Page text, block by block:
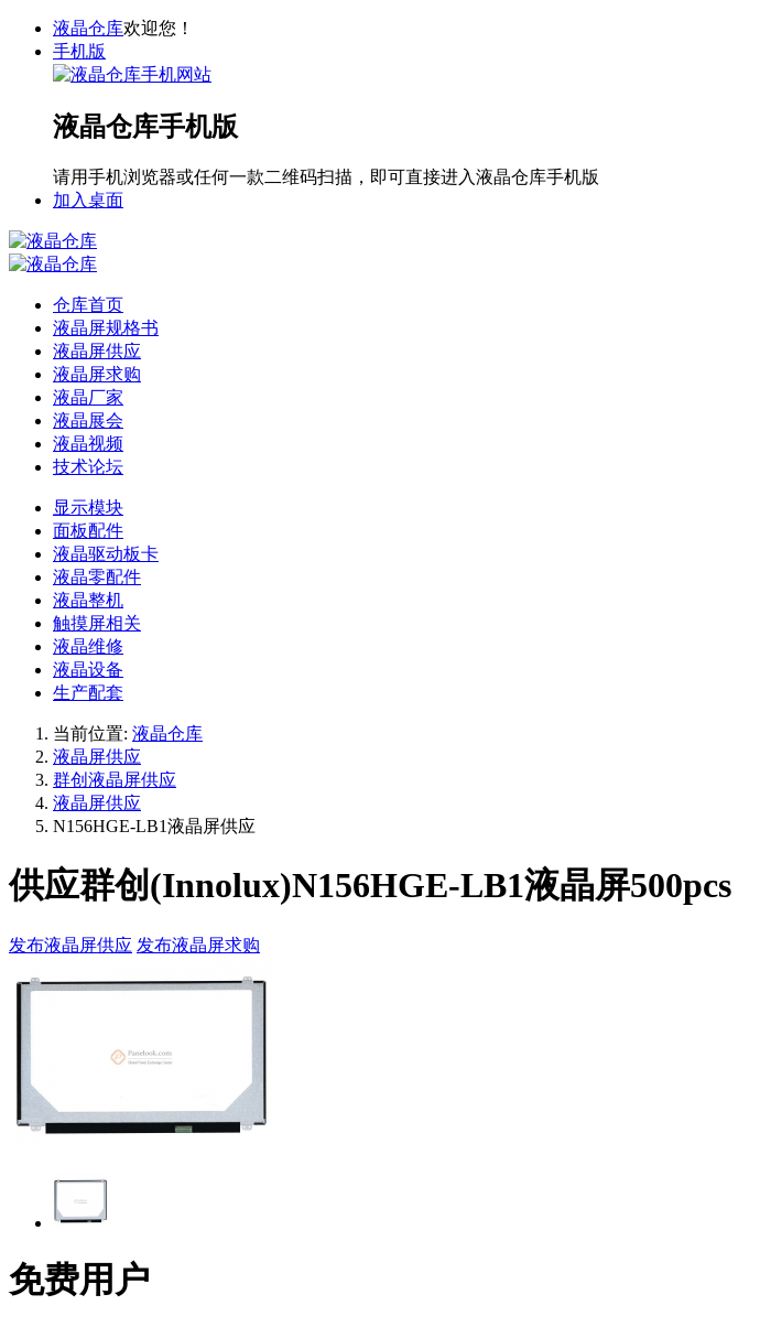
液晶仓库欢迎您！
手机版
液晶仓库手机版
请用手机浏览器或任何一款二维码扫描，即可直接进入液晶仓库手机版
加入桌面
仓库首页
液晶屏规格书
液晶屏供应
液晶屏求购
液晶厂家
液晶展会
液晶视频
技术论坛
显示模块
面板配件
液晶驱动板卡
液晶零配件
液晶整机
触摸屏相关
液晶维修
液晶设备
生产配套
当前位置: 液晶仓库
液晶屏供应
群创液晶屏供应
液晶屏供应
N156HGE-LB1液晶屏供应
供应群创(Innolux)N156HGE-LB1液晶屏500pcs
发布液晶屏供应 发布液晶屏求购
免费用户